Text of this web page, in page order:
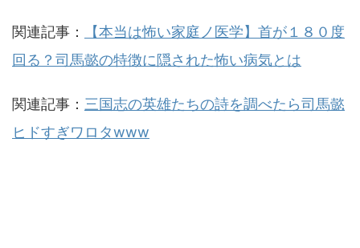
関連記事：
【本当は怖い家庭ノ医学】首が１８０度
回る？司馬懿の特徴に隠された怖い病気とは
関連記事： 三国志の英雄たちの詩を調べたら司馬懿
ヒドすぎワロタwww